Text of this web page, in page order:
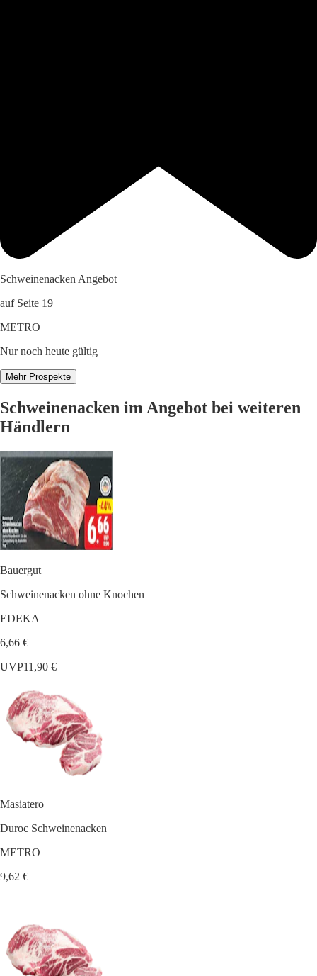
Schweinenacken Angebot
auf Seite 19
METRO
Nur noch heute gültig
Mehr Prospekte
Schweinenacken im Angebot bei weiteren
Händlern
Bauergut
Schweinenacken ohne Knochen
EDEKA
6,66 €
UVP11,90 €
Masiatero
Duroc Schweinenacken
METRO
9,62 €